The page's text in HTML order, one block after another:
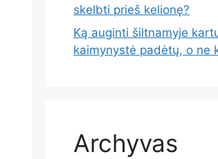
skelbti prieš kelionę?
Ką auginti šiltnamyje
kaimynystė padėtų, o ne
Archyvas